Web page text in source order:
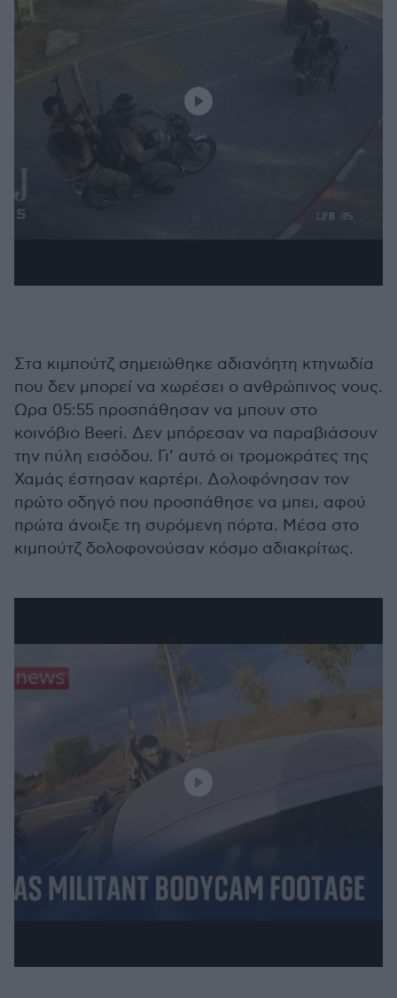
Στα κιμπούτζ σημειώθηκε αδιανόητη κτηνωδία
που δεν μπορεί να χωρέσει ο ανθρώπινος νους.
Ωρα 05:55 προσπάθησαν να μπουν στο
κοινόβιο Beeri. Δεν μπόρεσαν να παραβιάσουν
την πύλη εισόδου. Γι’ αυτό οι τρομοκράτες της
Χαμάς έστησαν καρτέρι. Δολοφόνησαν τον
πρώτο οδηγό που προσπάθησε να μπει, αφού
πρώτα άνοιξε τη συρόμενη πόρτα. Μέσα στο
κιμπούτζ δολοφονούσαν κόσμο αδιακρίτως.